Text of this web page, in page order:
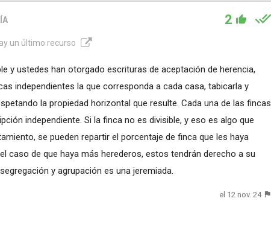
2
un último recurso
y ustedes han otorgado escrituras de aceptación de herencia,
independientes la que corresponda a cada casa, tabicarla y
la propiedad horizontal que resulte. Cada una de las fincas
independiente. Si la finca no es divisible, y eso es algo que
se pueden repartir el porcentaje de finca que les haya
caso de que haya más herederos, estos tendrán derecho a su
y agrupación es una jeremiada.
el 12 nov. 24